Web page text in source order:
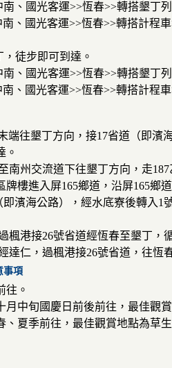
、國光客運>>恆春>>轉搭墾丁
、國光客運>>恆春>>轉搭計程
徒步即可到達。
、國光客運>>恆春>>轉搭墾丁
、國光客運>>恆春>>轉搭計程
端往墾丁方向，接17省道（即濱
。
南州交流道下往墾丁方向，走
樓進入屏165鄉道，沿屏165鄉
即濱海公路），經水底寮後轉入
楓港接26號省道經恆春至墾丁，
達仁，過楓港接26號省道，往恆
事項
往。
月中旬國慶日前後前往，最佳觀
、夏季前往，最佳觀賞地點為草